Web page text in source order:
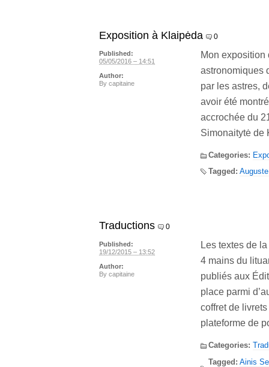
Exposition à Klaipėda 0
Mon
astronomiques
par les astres,
avoir été
accrochée du
Simonaitytė
Categories:
Tagged:
Published:
05/05/2016 – 14:51
Author:
By capitaine
Traductions 0
Les textes de
4 mains du
publiés aux
place parmi
coffret de
plateforme de
Categories:
Tagged: Ainis
Published:
19/12/2015 – 13:52
Author:
By capitaine